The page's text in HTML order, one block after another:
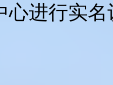
心进行实名